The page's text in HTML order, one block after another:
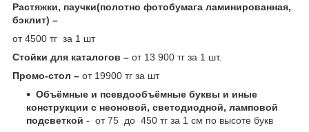
Растяжки, паучки(полотно фотобумага ламинированная,
бэклит) –
от 4500 тг за 1 шт
Стойки для каталогов – от 13 900 тг за 1 шт.
Промо-стол – от 19900 тг за шт
Объёмные и псевдообъёмные буквы и иные
конструкции с неоновой, светодиодной, ламповой
подсветкой - от 75 до 450 тг за 1 см по высоте букв